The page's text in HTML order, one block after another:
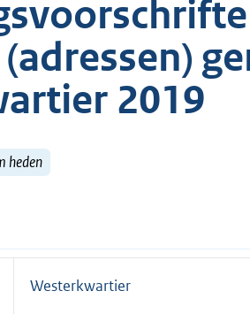
2019
heden
Westerkwartier